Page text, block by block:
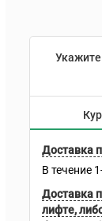
Укажите
Доставка
В течение
Доставка
лифте,